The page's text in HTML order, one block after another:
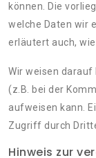
können. Die
welche Daten wir
erläutert auch,
Wir weisen
(z.B. bei der
aufweisen kann.
Zugriff durch
Hinweis zur